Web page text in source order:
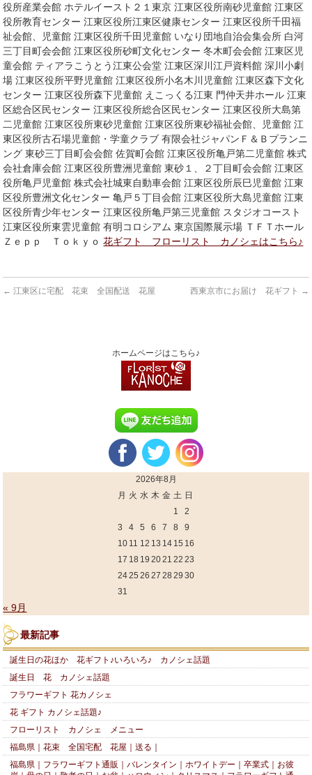
役所産業会館 ホテルイースト２１東京 江東区役所南砂児童館 江東区
役所教育センター 江東区役所江東区健康センター 江東区役所千田福
祉会館、児童館 江東区役所千田児童館 いなり団地自治会集会所 白河
三丁目町会会館 江東区役所砂町文化センター 冬木町会会館 江東区児
童会館 ティアラこうとう江東公会堂 江東区深川江戸資料館 深川小劇
場 江東区役所平野児童館 江東区役所小名木川児童館 江東区森下文化
センター 江東区役所森下児童館 えこっくる江東 門仲天井ホール 江東
区総合区民センター 江東区役所総合区民センター 江東区役所大島第
二児童館 江東区役所東砂児童館 江東区役所東砂福祉会館、児童館 江
東区役所古石場児童館・学童クラブ 有限会社ジャパンＦ＆Ｂプランニ
ング 東砂三丁目町会会館 佐賀町会館 江東区役所亀戸第二児童館 株式
会社倉庫会館 江東区役所豊洲児童館 東砂１、２丁目町会会館 江東区
役所亀戸児童館 株式会社城東自動車会館 江東区役所辰巳児童館 江東
区役所豊洲文化センター 亀戸５丁目会館 江東区役所大島児童館 江東
区役所青少年センター 江東区役所亀戸第三児童館 スタジオコースト
江東区役所東雲児童館 有明コロシアム 東京国際展示場 ＴＦＴホール
Ｚｅｐｐ Ｔｏｋｙｏ花ギフト フローリスト カノシェはこちら♪
← 江東区に宅配 花束 全国配送 花屋 西東京市にお届け 花ギフト →
ホームページはこちら♪
2026年8月
月 火 水 木 金 土 日
1
2
3
4 5 6 7 8
9
10 11 12 13 14 15 16
17 18 19 2021 22 23
2425 26 27 28 29 30
31
« 9月
最新記事
誕生日の花ほか 花ギフト♪いろいろ♪ カノシェ話題
誕生日 花 カノシェ話題
フラワーギフト 花カノシェ
花 ギフト カノシェ話題♪
フローリスト カノシェ メニュー
福島県｜花束 全国宅配 花屋｜送る｜
福島県｜フラワーギフト通販｜バレンタイン｜ホワイトデー｜卒業式｜お彼